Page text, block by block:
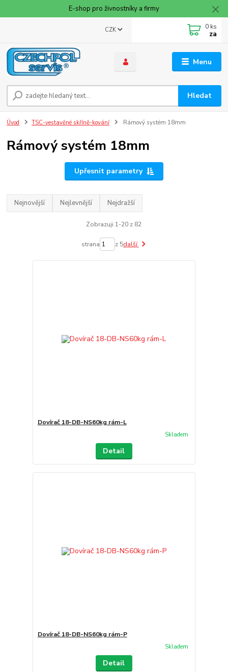
E-shop pro živnostníky a firmy
Menu
CZK
Hledat
0 ks
za
Úvod TSC-vestavěné skříně-kování Rámový systém 18mm
Rámový systém 18mm
Upřesnit parametry
Nejnovější Nejlevnější Nejdražší
Zobrazuji 1-20 z 82
strana z 5další
Dovírač 18-DB-NS60kg rám-L
Skladem
Detail
Dovírač 18-DB-NS60kg rám-P
Skladem
Detail